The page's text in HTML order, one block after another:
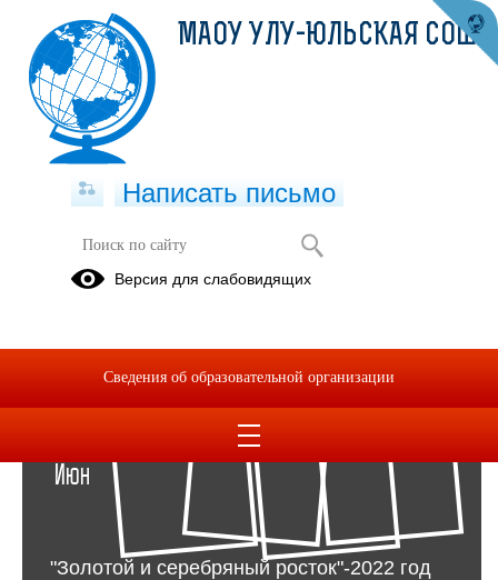
Архив раздела Фотоальбомы
01
Июн
"Золотой и серебряный росток"-2022 год
МАОУ УЛУ-ЮЛЬСКАЯ СОШ
Написать письмо
Версия для слабовидящих
Сведения об образовательной организации